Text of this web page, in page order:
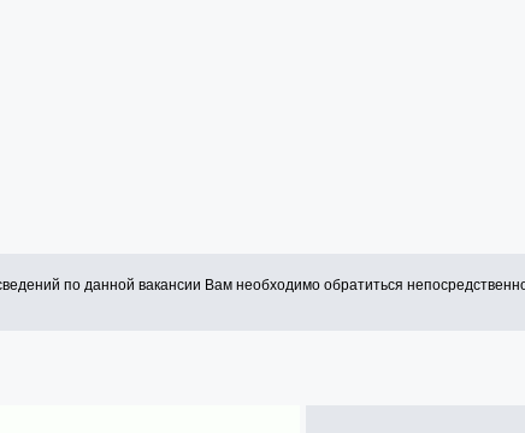
по данной вакансии Вам необходимо обратиться